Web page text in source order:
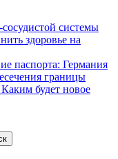
системы
здоровье на
паспорта: Германия
границы
будет новое